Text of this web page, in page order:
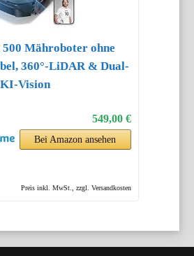
Mähroboter ohne
360°-LiDAR & Dual-
KI-Vision
549,00 €
Bei Amazon ansehen
Preis inkl. MwSt., zzgl. Versandkosten